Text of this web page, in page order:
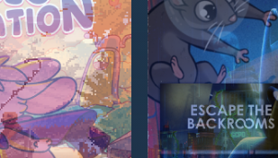
-30% $5.99$4.19
-75% $39.99$9.99
ライブ